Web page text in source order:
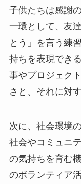
子供たちは感謝
一環として、友
とう」を言う練
持ちを表現でき
事やプロジェク
さと、それに対
次に、社会環境
社会やコミュニ
の気持ちを育む
のボランティア